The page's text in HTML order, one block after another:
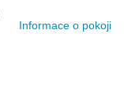
Informace o pokoji